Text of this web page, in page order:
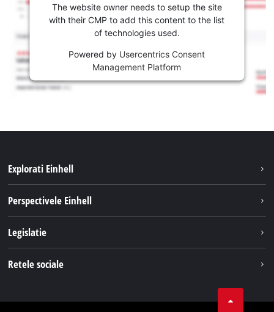
The website owner needs to setup the site
with their CMP to add this content to the list
of technologies used.
Powered by Usercentrics Consent
Management Platform
Explorati Einhell
Sistemul de acumulatori
Perspectivele Einhell
Einhell in lume
Legislatie
Retele sociale